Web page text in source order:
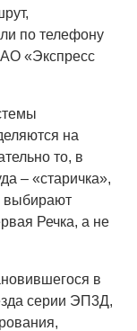
по телефону
«Экспресс
на
то, в
– «старичка»,
выбирают
Речка, а не
в
серии ЭП3Д,